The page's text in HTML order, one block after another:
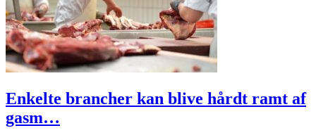
Enkelte brancher kan blive hårdt ramt af
gasm…